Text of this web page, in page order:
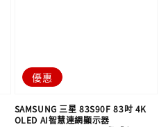
優惠
SAMSUNG 三星 83S90F 83吋 4K
OLED AI智慧連網顯示器